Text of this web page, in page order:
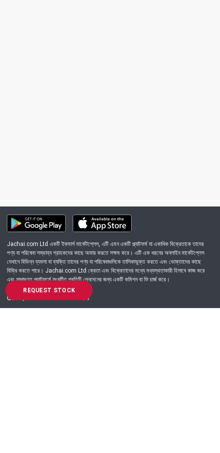
REQUEST STOCK
Jachai.com Ltd একটি ইকমার্স মার্কেটপ্লেস, এটি এমন একটি প্ল্যাটফর্ম যা একাধিক বিক্রেতাকে তাদের
পণ্য বা পরিষেবা সম্ভাব্য গ্রাহকদের কাছে অফার করতে সক্ষম করে। এটি এক ধরনের অনলাইন মার্কেটপ্লেস
যেখানে বিভিন্ন ব্যবসা বা ব্যক্তি তাদের পণ্য বা পরিষেবাগুলিকে তালিকাভুক্ত করতে এবং ভোক্তাদের কাছে
বিক্রি করতে পারে। Jachai.com Ltd ক্রেতা এবং বিক্রেতাদের মধ্যে মধ্যস্থতাকারী হিসাবে কাজ করে
এবং সাধারণত প্ল্যাটফর্মে সংঘটিত প্রতিটি লেনদেনের জন্য একটি কমিশন বা ফি চার্জ করে।
Got Question? Call us 24/7